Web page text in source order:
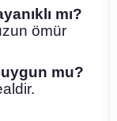
mı?
ömür
mu?